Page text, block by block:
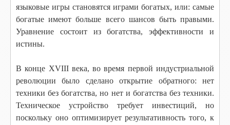
языковые игры становятся играми богатых, или: самые
богатые имеют больше всего шансов быть правыми.
Уравнение состоит из богатства, эффективности и
истины.
В конце XVIII века, во время первой индустриальной
революции было сделано открытие обратного: нет
техники без богатства, но нет и богатства без техники.
Техническое устройство требует инвестиций, но
поскольку оно оптимизирует результативность того, к